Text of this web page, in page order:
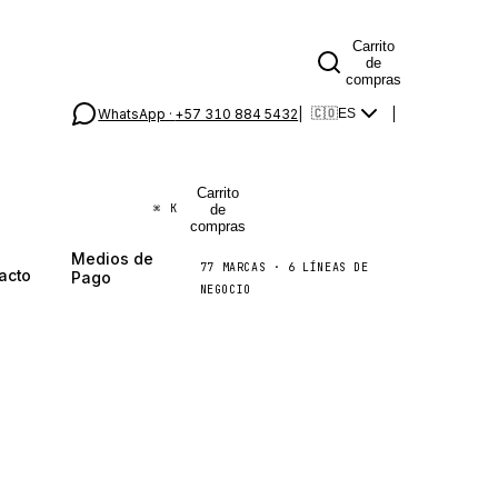
Carrito
de
compras
WhatsApp · +57 310 884 5432 🇨🇴ES
⌘ K
Carrito
de
compras
Medios de
Pago
77 MARCAS · 6
LÍNEAS DE
NEGOCIO